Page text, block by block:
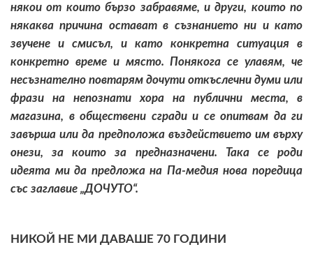
някои от които бързо забравяме, и други, които по
някаква причина остават в съзнанието ни и като
звучене и смисъл, и като конкретна ситуация в
конкретно време и място. Понякога се улавям, че
несъзнателно повтарям дочути откъслечни думи или
фрази на непознати хора на публични места, в
магазина, в обществени сгради и се опитвам да ги
завърша или да предположа въздействието им върху
онези, за които за предназначени. Така се роди
идеята ми да предложа на Па-медия нова поредица
със заглавие „ДОЧУТО“.
НИКОЙ НЕ МИ ДАВАШЕ 70 ГОДИНИ